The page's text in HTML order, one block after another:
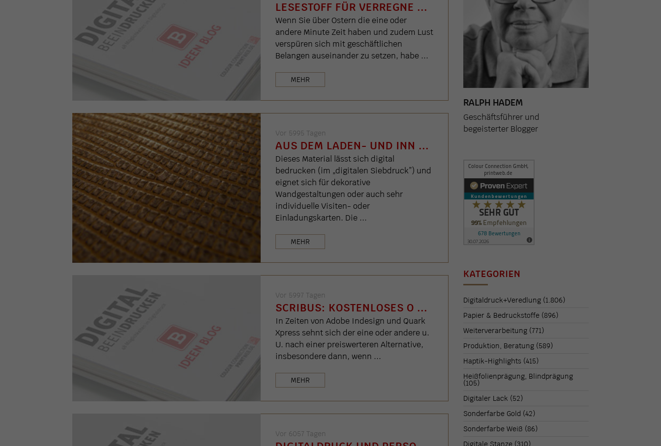
LESESTOFF FÜR VERREGNE ...
Wenn Sie über Ostern die eine oder
andere Minute Zeit haben und zudem Lust
verspüren sich mit geschäftlichen
Belangen auseinander zu setzen, habe ...
MEHR
Vor 5995 Tagen
AUS DEM LADEN- UND INN ...
Dieses Material lässt sich digital
bedrucken (im „digitalen Siebdruck”) und
eignet sich für dekorative
Wandgestaltungen oder auch sehr
individuelle Visiten- oder
Einladungskarten. Die ...
MEHR
Vor 5997 Tagen
SCRIBUS: KOSTENLOSES O ...
In Zeiten von Adobe Indesign und Quark
Xpress sehnt sich der eine oder andere u.
U. nach einer preiswerteren Alternative,
insbesondere dann, wenn ...
MEHR
Vor 6057 Tagen
RALPH HADEM
Geschäftsführer und
begeisterter Blogger
KATEGORIEN
Digitaldruck+Veredlung (1.806)
Papier & Bedruckstoffe (896)
Weiterverarbeitung (771)
Produktion, Beratung (589)
Haptik-Highlights (415)
Heißfolienprägung, Blindprägung
(105)
Digitaler Lack (52)
Sonderfarbe Gold (42)
Sonderfarbe Weiß (86)